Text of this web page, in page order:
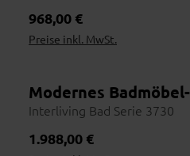
Wohnbeispiel
Regulärer Preis:
968,00 €
Preise inkl. MwSt.
Modernes
Interliving Bad Serie 3730
Regulärer Preis:
1.988,00 €